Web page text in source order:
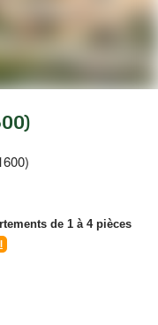
de 1 à 4 pièces